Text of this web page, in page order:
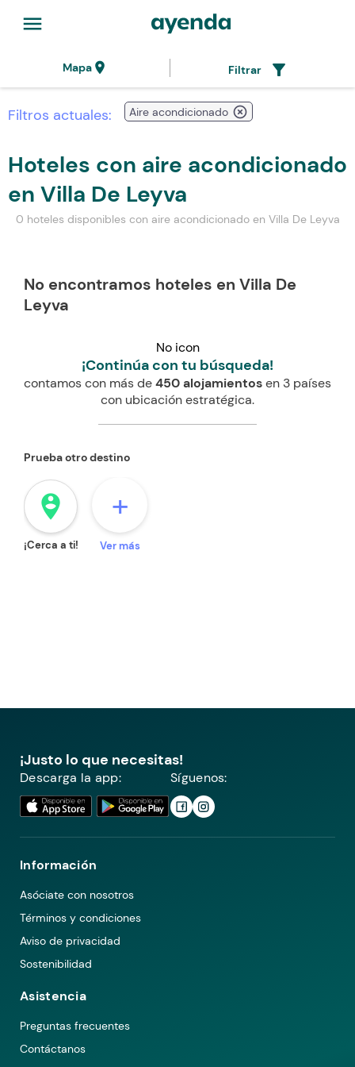
menu
Mapalocation_on Filtrar filter_alt
Filtros actuales: Aire acondicionado highlight_off
Hoteles con aire acondicionado
en Villa De Leyva
0 hoteles disponibles con aire acondicionado en Villa De Leyva
No encontramos hoteles en Villa De
Leyva
No icon
¡Continúa con tu búsqueda!
contamos con más de450 alojamientosen 3 países
con ubicación estratégica.
Prueba otro destino
person_pin_circle
¡Cerca a ti!
+
Ver más
¡Justo lo que necesitas!
Descarga la app: Síguenos:
Información
Asóciate con nosotros
Términos y condiciones
Aviso de privacidad
Sostenibilidad
Asistencia
Preguntas frecuentes
Contáctanos